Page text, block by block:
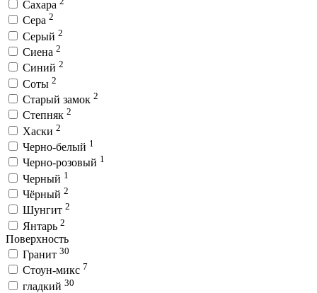
Сахара
Сера 2
Серый 2
Сиена 2
Синий 2
Соты 2
Старый замок 2
Степняк 2
Хаски 2
Черно-белый 1
Черно-розовый 1
Черный 1
Чёрный 2
Шунгит 2
Янтарь 2
Поверхность
Гранит 30
Стоун-микс 7
гладкий 30